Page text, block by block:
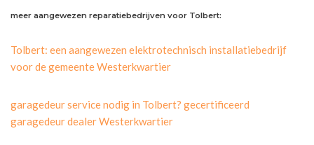
meer aangewezen reparatiebedrijven voor Tolbert:
Tolbert: een aangewezen elektrotechnisch installatiebedrijf
voor de gemeente Westerkwartier
garagedeur service nodig in Tolbert? gecertificeerd
garagedeur dealer Westerkwartier